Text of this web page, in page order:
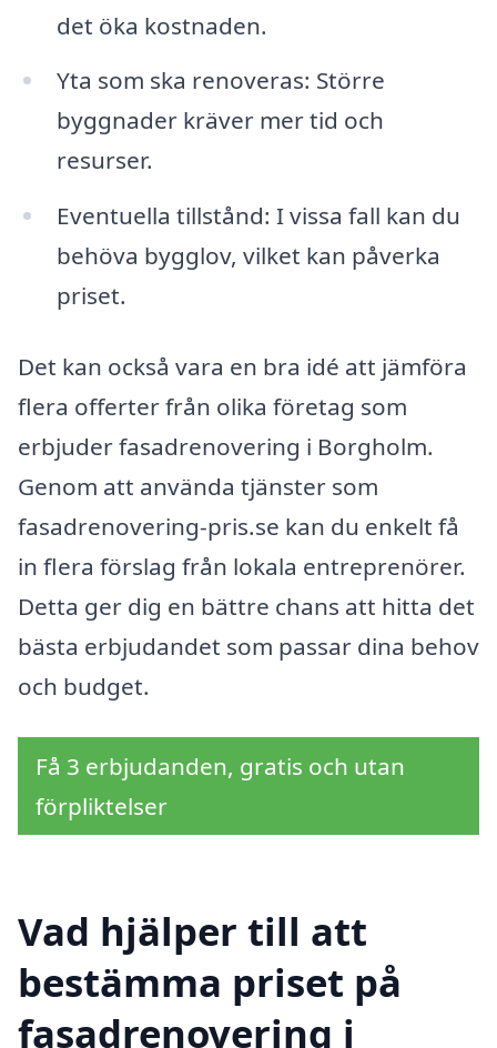
det öka kostnaden.
Yta som ska renoveras: Större
byggnader kräver mer tid och
resurser.
Eventuella tillstånd: I vissa fall kan du
behöva bygglov, vilket kan påverka
priset.
Det kan också vara en bra idé att jämföra
flera offerter från olika företag som
erbjuder fasadrenovering i Borgholm.
Genom att använda tjänster som
fasadrenovering-pris.se kan du enkelt få
in flera förslag från lokala entreprenörer.
Detta ger dig en bättre chans att hitta det
bästa erbjudandet som passar dina behov
och budget.
Få 3 erbjudanden, gratis och utan
förpliktelser
Vad hjälper till att
bestämma priset på
fasadrenovering i